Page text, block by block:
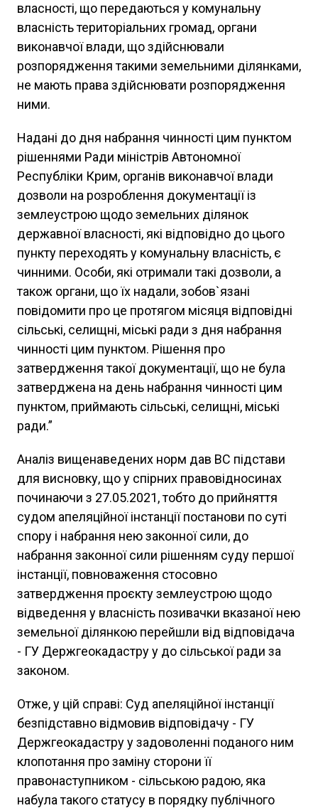
власності, що передаються у комунальну
власність територіальних громад, органи
виконавчої влади, що здійснювали
розпорядження такими земельними ділянками,
не мають права здійснювати розпорядження
ними.
Надані до дня набрання чинності цим пунктом
рішеннями Ради міністрів Автономної
Республіки Крим, органів виконавчої влади
дозволи на розроблення документації із
землеустрою щодо земельних ділянок
державної власності, які відповідно до цього
пункту переходять у комунальну власність, є
чинними. Особи, які отримали такі дозволи, а
також органи, що їх надали, зобов`язані
повідомити про це протягом місяця відповідні
сільські, селищні, міські ради з дня набрання
чинності цим пунктом. Рішення про
затвердження такої документації, що не була
затверджена на день набрання чинності цим
пунктом, приймають сільські, селищні, міські
ради.”
Аналіз вищенаведених норм дав ВС підстави
для висновку, що у спірних правовідносинах
починаючи з 27.05.2021, тобто до прийняття
судом апеляційної інстанції постанови по суті
спору і набрання нею законної сили, до
набрання законної сили рішенням суду першої
інстанції, повноваження стосовно
затвердження проєкту землеустрою щодо
відведення у власність позивачки вказаної нею
земельної ділянкою перейшли від відповідача
- ГУ Держгеокадастру у до сільської ради за
законом.
Отже, у цій справі: Суд апеляційної інстанції
безпідставно відмовив відповідачу - ГУ
Держгеокадастру у задоволенні поданого ним
клопотання про заміну сторони її
правонаступником - сільською радою, яка
набула такого статусу в порядку публічного